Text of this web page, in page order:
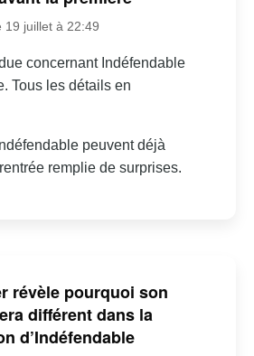
19 juillet à 22:49
concernant Indéfendable
Tous les détails en
peuvent déjà
remplie de surprises.
révèle pourquoi son
différent dans la
d’Indéfendable